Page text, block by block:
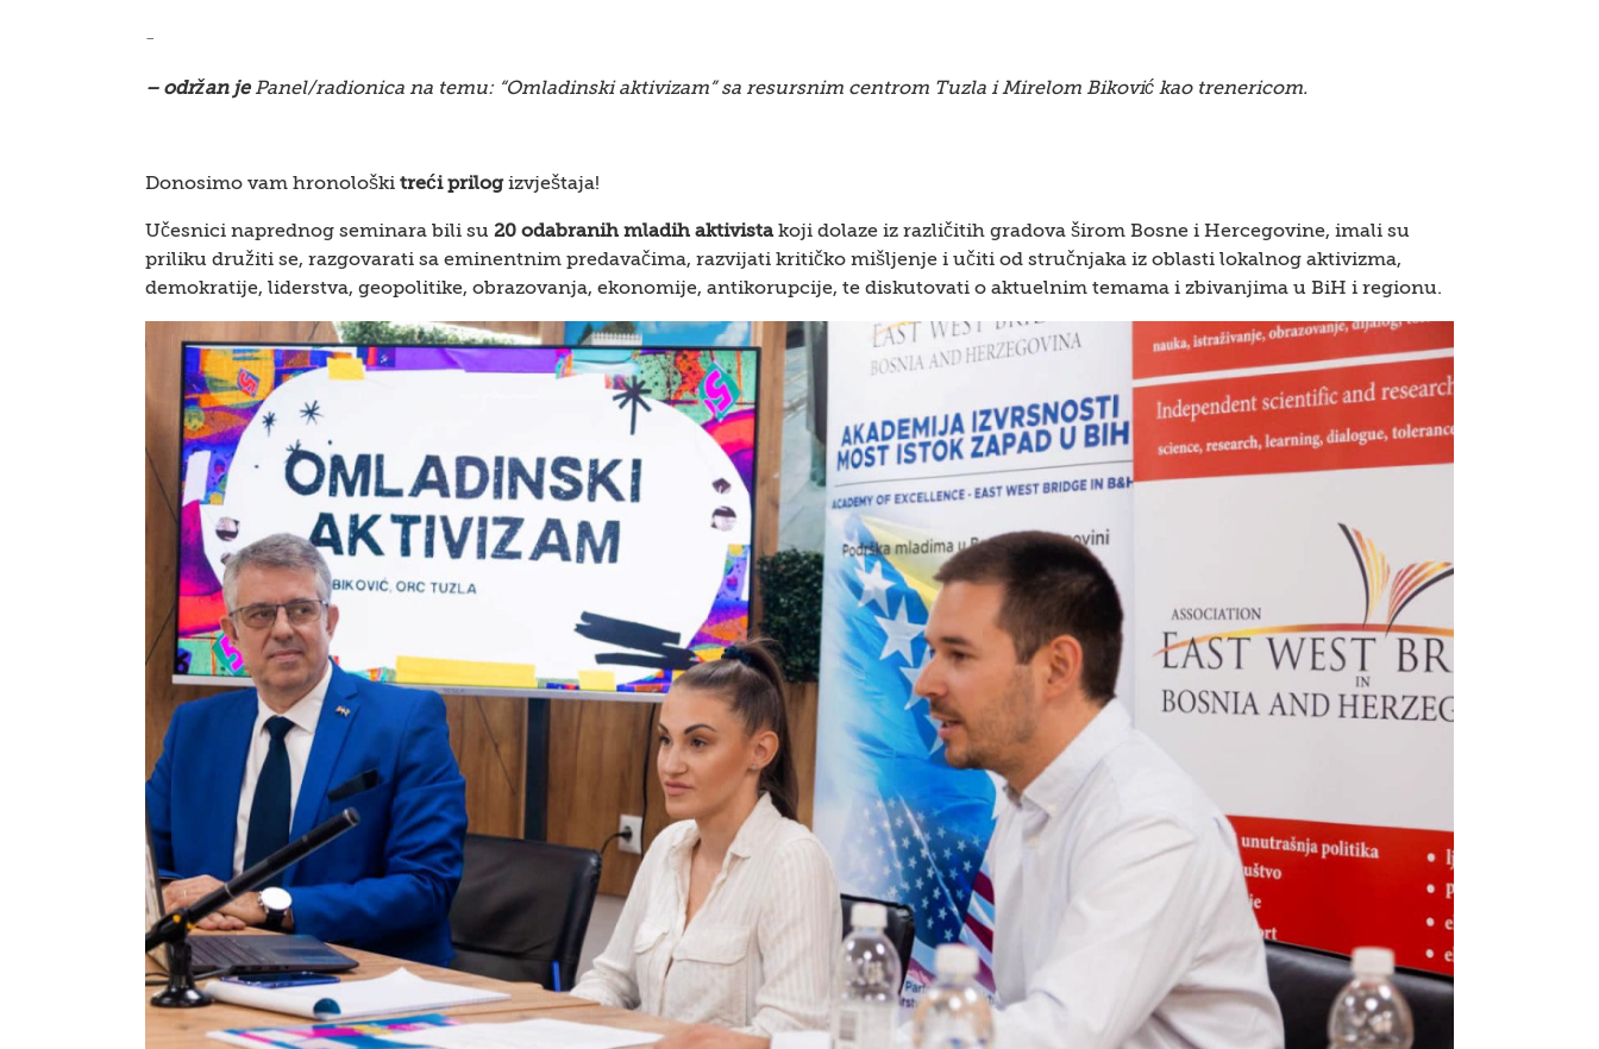
–
– održan je Panel/radionica na temu: “Omladinski aktivizam” sa resursnim centrom Tuzla i Mirelom Biković kao trenericom.
Donosimo vam hronološki treći prilogizvještaja!
Učesnici naprednog seminara bili su 20 odabranih mladih aktivistakoji dolaze iz različitih gradova širom Bosne i Hercegovine, imali su
priliku družiti se, razgovarati sa eminentnim predavačima, razvijati kritičko mišljenje i učiti od stručnjaka iz oblasti lokalnog aktivizma,
demokratije, liderstva, geopolitike, obrazovanja, ekonomije, antikorupcije, te diskutovati o aktuelnim temama i zbivanjima u BiH i regionu.